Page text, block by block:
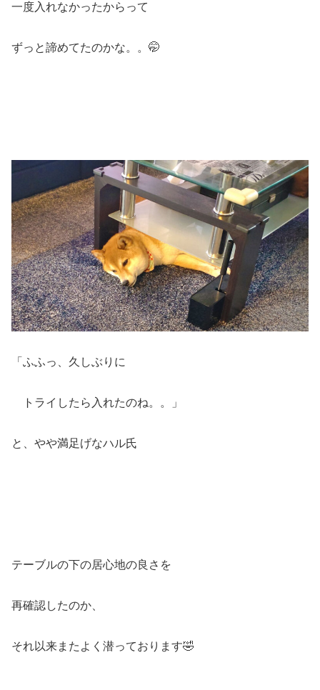
一度入れなかったからって
ずっと諦めてたのかな。。🤭
「ふふっ、久しぶりに
トライしたら入れたのね。。」
と、やや満足げなハル氏
テーブルの下の居心地の良さを
再確認したのか、
それ以来またよく潜っております🤣